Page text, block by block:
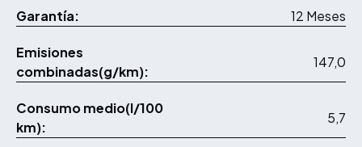
Garantía: 12 Meses
Emisiones
combinadas(g/km):
147,0
Consumo medio(l/100
km):
5,7